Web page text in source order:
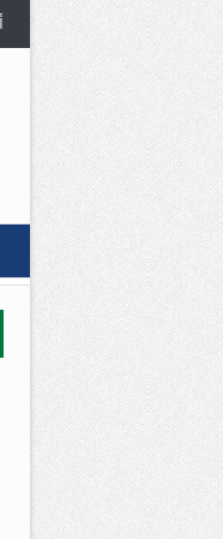
الملحق التجاري
استهلاك غاز لوحدة